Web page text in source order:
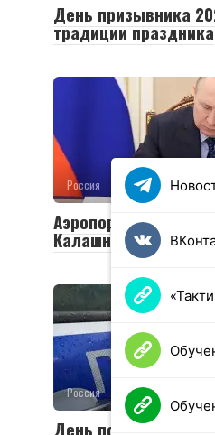
День призывника
традиции праздника
Россия
Аэропорту Ижевска
Калашникова
Россия
День полиции в